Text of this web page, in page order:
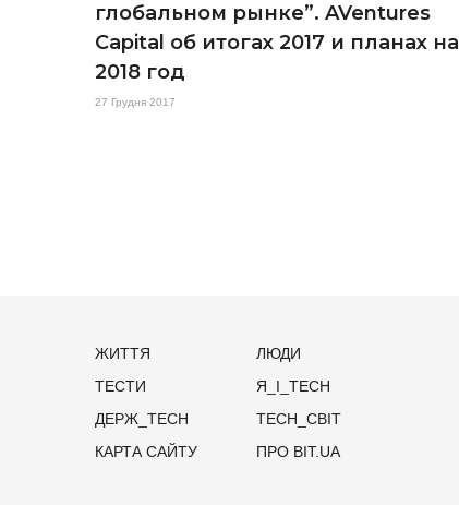
глобальном рынке”. AVentures
Capital об итогах 2017 и планах на
2018 год
27 Грудня 2017
ЖИТТЯ
ЛЮДИ
ТЕСТИ
Я_І_TECH
ДЕРЖ_TECH
TECH_СВІТ
КАРТА САЙТУ
ПРО BIT.UA